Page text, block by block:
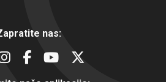
nas: